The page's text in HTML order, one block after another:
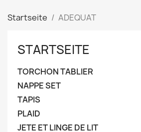
Startseite ADEQUAT
STARTSEITE
TORCHON TABLIER
NAPPE SET
TAPIS
PLAID
JETE ET LINGE DE LIT